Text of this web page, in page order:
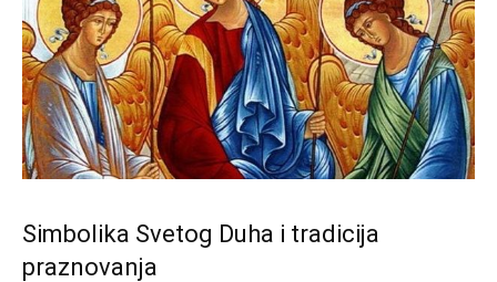
Simbolika Svetog Duha i tradicija
praznovanja